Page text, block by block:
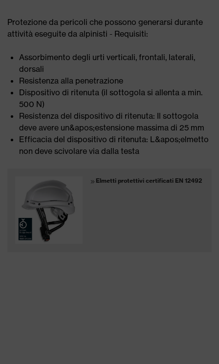
Protezione da pericoli che possono generarsi durante
attività eseguite da alpinisti - Requisiti:
Assorbimento degli urti verticali, frontali, laterali,
dorsali
Resistenza alla penetrazione
Dispositivo di ritenuta (il sottogola si allenta a min.
500 N)
Resistenza del dispositivo di ritenuta: Il sottogola
deve avere un&apos;estensione massima di 25 mm
Efficacia del dispositivo di ritenuta: L&apos;elmetto
non deve scivolare via dalla testa
Elmetti protettivi certificati EN 12492